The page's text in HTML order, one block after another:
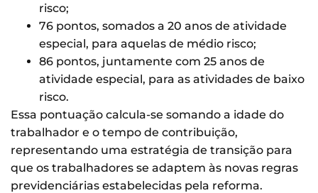
risco;
76 pontos, somados a 20 anos de atividade
especial, para aquelas de médio risco;
86 pontos, juntamente com 25 anos de
atividade especial, para as atividades de baixo
risco.
Essa pontuação calcula-se somando a idade do
trabalhador e o tempo de contribuição,
representando uma estratégia de transição para
que os trabalhadores se adaptem às novas regras
previdenciárias estabelecidas pela reforma.